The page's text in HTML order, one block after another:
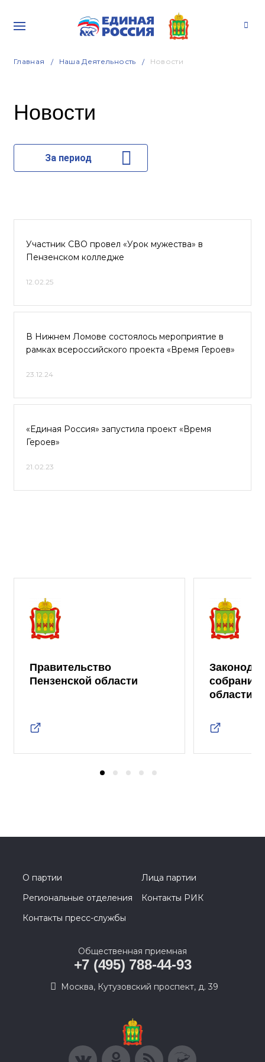
Главная Наша Деятельность Новости
Новости
За период
Участник СВО провел «Урок мужества» в
Пензенском колледже
12.02.25
В Нижнем Ломове состоялось мероприятие в
рамках всероссийского проекта «Время Героев»
23.12.24
«Единая Россия» запустила проект «Время
Героев»
21.02.23
Правительство
Пензенской области
собрание
области
О партии
Лица партии
Региональные отделения
Контакты РИК
Контакты пресс-службы
Общественная приемная
+7 (495) 788-44-93
Москва, Кутузовский проспект, д. 39